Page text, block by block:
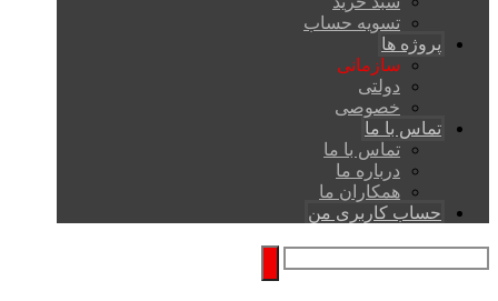
تسویه حساب
پروژه ها
سازمانی
دولتی
خصوصی
تماس با ما
تماس با ما
درباره ما
همکاران ما
حساب کاربری من